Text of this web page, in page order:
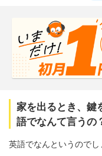
家を出るとき、鍵
語でなんて言うの
英語でなんというのでし